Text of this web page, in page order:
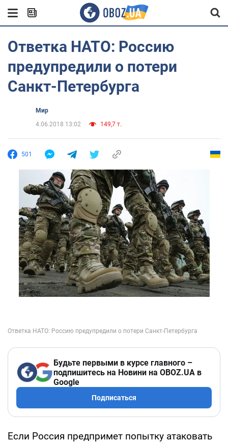
Ответка НАТО: Россию
предупредили о потери
Санкт-Петербурга
Мир
4.06.2018 13:02
149,7 т.
501
Будьте первыми в курсе главного –
подпишитесь на Новини на OBOZ.UA в
Google
Подписаться
Если Россия предпримет попытку атаковать